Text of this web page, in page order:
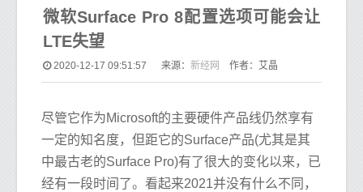
微软Surface Pro 8配置选项可能会让
LTE失望
2020-12-17 09:51:57 来源： 新经网 作者：艾晶
尽管它作为Microsoft的主要硬件产品线仍然享有
一定的知名度，但距它的Surface产品(尤其是其
中最古老的Surface Pro)有了很大的变化以来，已
经有一段时间了。看起来2021并没有什么不同，